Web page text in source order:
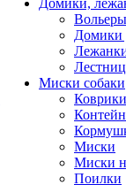
Домики,
Домики
Миски собаки
Миски
Миски
Поилки